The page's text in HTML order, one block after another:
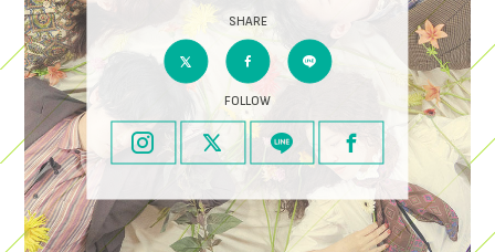
SHARE
FOLLOW